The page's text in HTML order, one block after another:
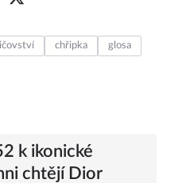
chřipka
glosa
k ikonické
chtějí Dior